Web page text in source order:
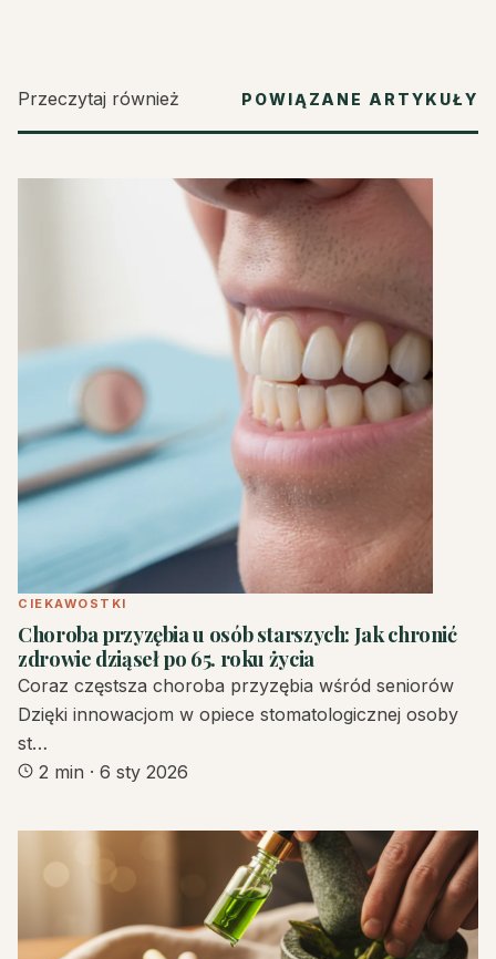
Przeczytaj również POWIĄZANE ARTYKUŁY
CIEKAWOSTKI
Choroba przyzębia u osób starszych: Jak chronić
zdrowie dziąseł po 65. roku życia
Coraz częstsza choroba przyzębia wśród seniorów
Dzięki innowacjom w opiece stomatologicznej osoby
st…
2 min · 6 sty 2026